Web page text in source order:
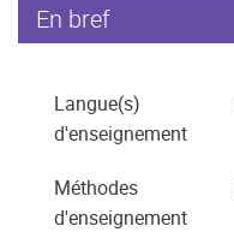
En bref
Langue(s)
d'enseignement
Méthodes
d'enseignement